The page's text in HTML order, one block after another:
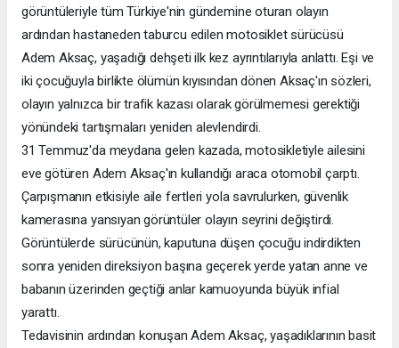
görüntüleriyle tüm Türkiye'nin gündemine oturan olayın
ardından hastaneden taburcu edilen motosiklet sürücüsü
Adem Aksaç, yaşadığı dehşeti ilk kez ayrıntılarıyla anlattı. Eşi ve
iki çocuğuyla birlikte ölümün kıyısından dönen Aksaç'ın sözleri,
olayın yalnızca bir trafik kazası olarak görülmemesi gerektiği
yönündeki tartışmaları yeniden alevlendirdi.
31 Temmuz'da meydana gelen kazada, motosikletiyle ailesini
eve götüren Adem Aksaç'ın kullandığı araca otomobil çarptı.
Çarpışmanın etkisiyle aile fertleri yola savrulurken, güvenlik
kamerasına yansıyan görüntüler olayın seyrini değiştirdi.
Görüntülerde sürücünün, kaputuna düşen çocuğu indirdikten
sonra yeniden direksiyon başına geçerek yerde yatan anne ve
babanın üzerinden geçtiği anlar kamuoyunda büyük infial
yarattı.
Tedavisinin ardından konuşan Adem Aksaç, yaşadıklarının basit